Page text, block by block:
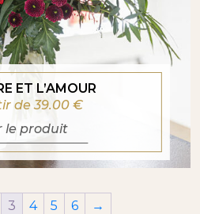
ET L’AMOUR
de 39.00€
le produit
3 4 5 6 →